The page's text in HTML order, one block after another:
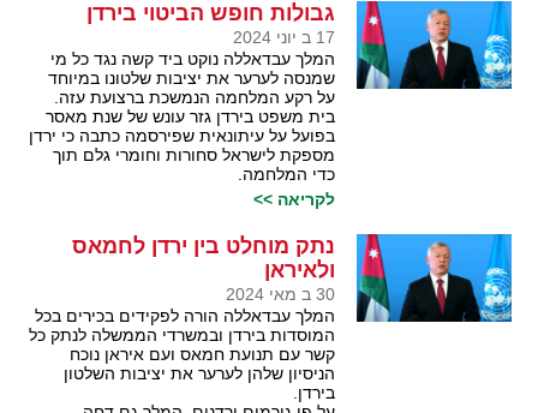
גבולות חופש הביטוי בירדן
17 ב יוני 2024
המלך עבדאללה נוקט ביד קשה נגד כל מי
שמנסה לערער את יציבות שלטונו במיוחד
על רקע המלחמה הנמשכת ברצועת עזה.
בית משפט בירדן גזר עונש של שנת מאסר
בפועל על עיתונאית שפירסמה כתבה כי ירדן
מספקת לישראל סחורות וחומרי גלם תוך
כדי המלחמה.
לקריאה >>
נתק מוחלט בין ירדן לחמאס
ולאיראן
30 ב מאי 2024
המלך עבדאללה הורה לפקידים בכירים בכל
המוסדות בירדן ובמשרדי הממשלה לנתק כל
קשר עם תנועת חמאס ועם איראן נוכח
הניסיון שלהן לערער את יציבות השלטון
בירדן.